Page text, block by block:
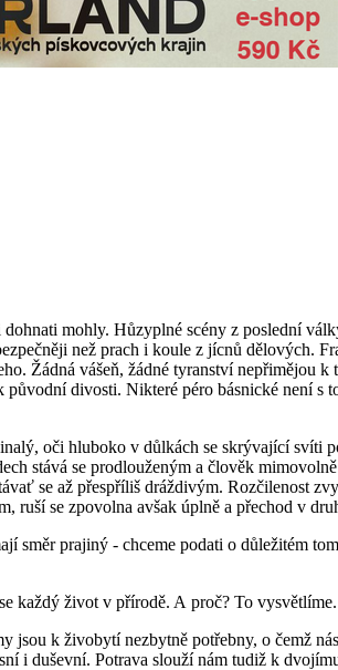
mohly. Hůzyplné scény z poslední
než prach i koule z jícnů dělových.
Žádná vášeň, žádné tyranství nepřimějou
divosti. Nikteré péro básnické není s
oči hluboko v důlkách se skrývající svíti
stává se prodlouženým a člověk
se až přespříliš dráždivým. Rozčilenost
ruší se zpovolna avšak úplně a přechod v
prajiný - chceme podati o důležitém
každý život v přírodě. A proč? To vysvětlíme.
k živobytí nezbytně potřebny, o čemž
i duševní. Potrava slouží nám tudiž k